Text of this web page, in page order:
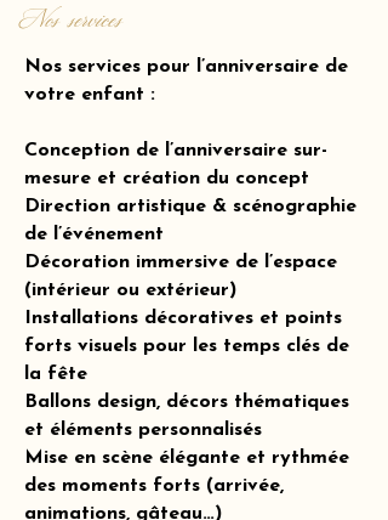
Nos services
Nos services pour l’anniversaire de
votre enfant :
Conception de l’anniversaire sur-
mesure et création du concept
Direction artistique & scénographie
de l’événement
Décoration immersive de l’espace
(intérieur ou extérieur)
Installations décoratives et points
forts visuels pour les temps clés de
la fête
Ballons design, décors thématiques
et éléments personnalisés
Mise en scène élégante et rythmée
des moments forts (arrivée,
animations, gâteau…)